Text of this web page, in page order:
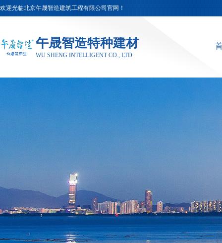
欢迎光临北京午晟智造建筑工程有限公司官网！
午晟智造特种建材
WU SHENG INTELLIGENT CO., LTD